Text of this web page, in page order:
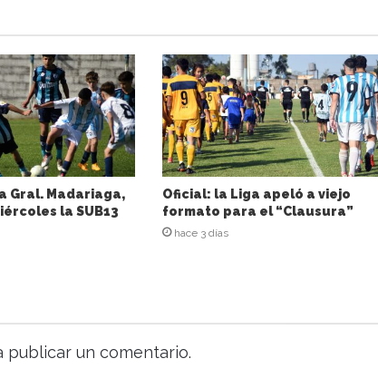
Gral. Madariaga,
la SUB13
Oficial: la Liga apeló a viejo
formato para el “Clausura”
hace 3 días
publicar un comentario.